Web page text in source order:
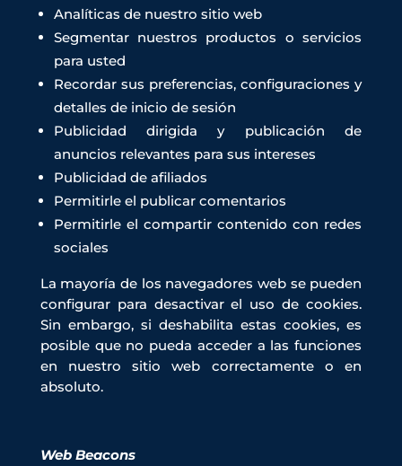
Analíticas de nuestro sitio web
Segmentar nuestros productos o servicios
para usted
Recordar sus preferencias, configuraciones y
detalles de inicio de sesión
Publicidad dirigida y publicación de
anuncios relevantes para sus intereses
Publicidad de afiliados
Permitirle el publicar comentarios
Permitirle el compartir contenido con redes
sociales
La mayoría de los navegadores web se pueden
configurar para desactivar el uso de cookies.
Sin embargo, si deshabilita estas cookies, es
posible que no pueda acceder a las funciones
en nuestro sitio web correctamente o en
absoluto.
Web Beacons